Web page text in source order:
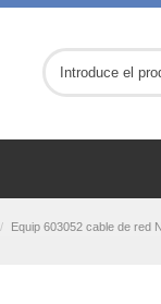
Equip 603052 cable de red